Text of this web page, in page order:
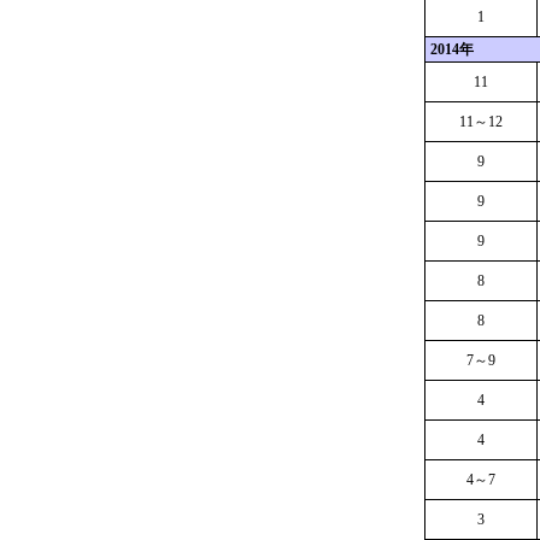
1
2014年
11
11～12
9
9
9
8
8
7～9
4
4
4～7
3